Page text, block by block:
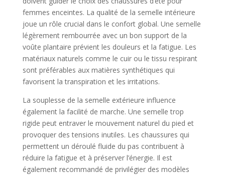
femmes enceintes. La qualité de la semelle intérieure
joue un rôle crucial dans le confort global. Une semelle
légèrement rembourrée avec un bon support de la
voûte plantaire prévient les douleurs et la fatigue. Les
matériaux naturels comme le cuir ou le tissu respirant
sont préférables aux matières synthétiques qui
favorisent la transpiration et les irritations.
La souplesse de la semelle extérieure influence
également la facilité de marche. Une semelle trop
rigide peut entraver le mouvement naturel du pied et
provoquer des tensions inutiles. Les chaussures qui
permettent un déroulé fluide du pas contribuent à
réduire la fatigue et à préserver l’énergie. Il est
également recommandé de privilégier des modèles